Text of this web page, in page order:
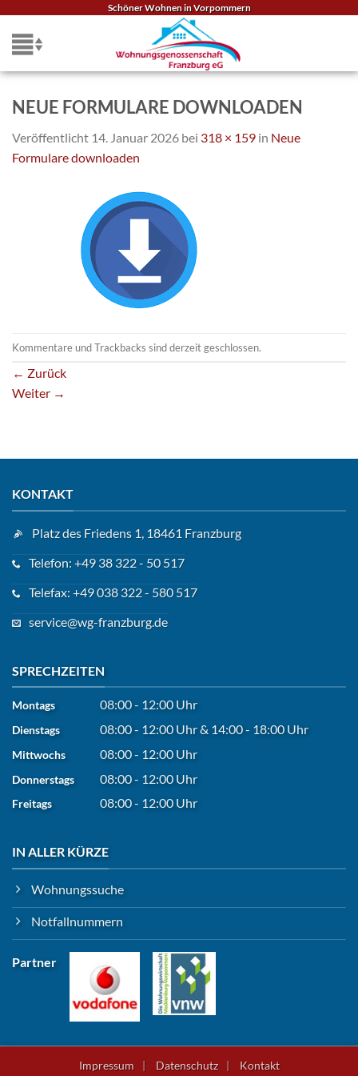
springen
Schöner Wohnen in Vorpommern
NEUE FORMULARE DOWNLOADEN
Veröffentlicht 14. Januar 2026 bei 318 × 159 in Neue
Formulare downloaden
Kommentare und Trackbacks sind derzeit geschlossen.
← Zurück
Weiter →
KONTAKT
Platz des Friedens 1, 18461 Franzburg
Telefon: +49 38 322 - 50 517
Telefax: +49 038 322 - 580 517
service@wg-franzburg.de
SPRECHZEITEN
Montags 08:00 - 12:00 Uhr
Dienstags 08:00 - 12:00 Uhr& 14:00 - 18:00 Uhr
Mittwochs 08:00 - 12:00 Uhr
Donnerstags 08:00 - 12:00 Uhr
Freitags 08:00 - 12:00 Uhr
IN ALLER KÜRZE
Wohnungssuche
Notfallnummern
Partner
Impressum Datenschutz Kontakt